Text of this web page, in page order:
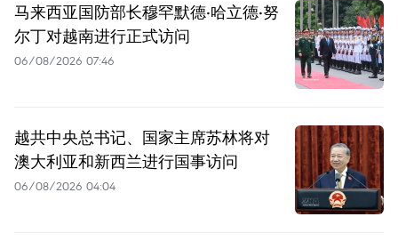
马来西亚国防部长穆罕默德·哈立德·努
尔丁对越南进行正式访问
06/08/2026 07:46
越共中央总书记、国家主席苏林将对
澳大利亚和新西兰进行国事访问
06/08/2026 04:04